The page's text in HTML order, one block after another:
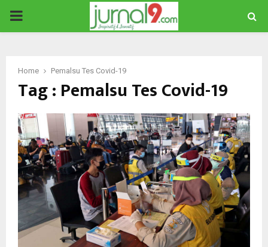
PRIMARY
Home Pemalsu Tes Covid-19
Tag : Pemalsu Tes Covid-19